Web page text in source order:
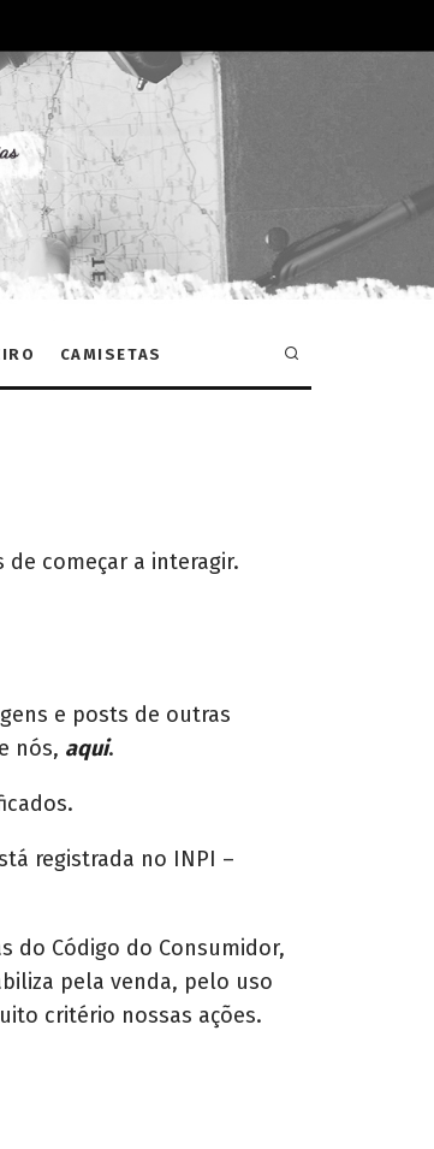
CAMISETAS
começar a interagir.
e posts de outras
nós, aqui.
registrada no INPI –
do Código do Consumidor,
pela venda, pelo uso
critério nossas ações.